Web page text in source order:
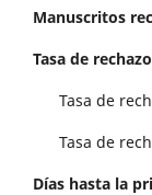
Manuscritos
Tasa de
Tasa de
Tasa de
Días hasta la